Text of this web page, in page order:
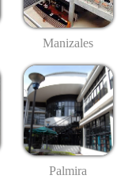
Manizales
Palmira